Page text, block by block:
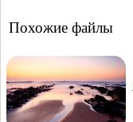
Похожие файлы